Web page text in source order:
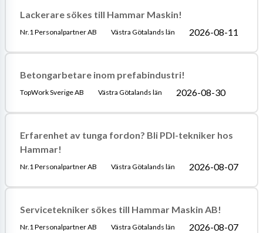
Lackerare sökes till Hammar Maskin!
Nr.1 Personalpartner AB Västra Götalands län 2026-08-11
Betongarbetare inom prefabindustri!
TopWork Sverige AB Västra Götalands län 2026-08-30
Erfarenhet av tunga fordon? Bli PDI-tekniker hos
Hammar!
Nr.1 Personalpartner AB Västra Götalands län 2026-08-07
Servicetekniker sökes till Hammar Maskin AB!
Nr.1 Personalpartner AB Västra Götalands län 2026-08-07